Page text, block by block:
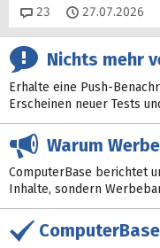
23 Kommentare
27.07.2026
Nichts mehr
Erhalte eine Push-
Erscheinen neuer Tests
Warum
ComputerBase berichtet
Inhalte, sondern